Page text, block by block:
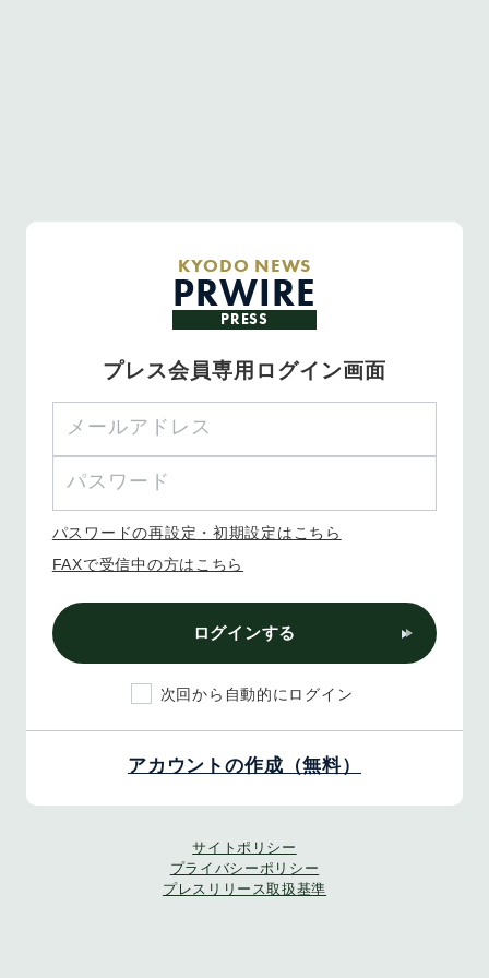
KYODO NEWS
PRWIRE
PRESS
プレス会員専用ログイン画面
パスワードの再設定・初期設定はこちら
FAXで受信中の方はこちら
ログインする
次回から自動的にログイン
アカウントの作成（無料）
サイトポリシー
プライバシーポリシー
プレスリリース取扱基準